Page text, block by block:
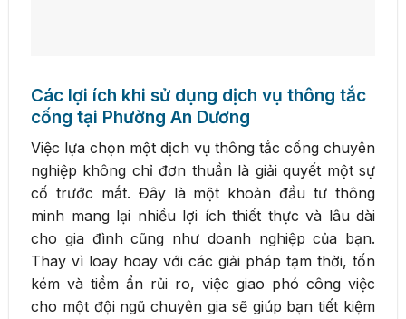
Các lợi ích khi sử dụng dịch vụ thông tắc
cống tại Phường An Dương
Việc lựa chọn một dịch vụ thông tắc cống chuyên
nghiệp không chỉ đơn thuần là giải quyết một sự
cố trước mắt. Đây là một khoản đầu tư thông
minh mang lại nhiều lợi ích thiết thực và lâu dài
cho gia đình cũng như doanh nghiệp của bạn.
Thay vì loay hoay với các giải pháp tạm thời, tốn
kém và tiềm ẩn rủi ro, việc giao phó công việc
cho một đội ngũ chuyên gia sẽ giúp bạn tiết kiệm